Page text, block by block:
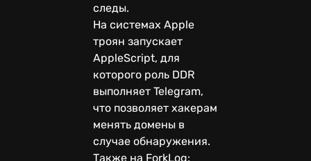
следы.
На системах Apple
троян запускает
AppleScript, для
которого роль DDR
выполняет Telegram,
что позволяет хакерам
менять домены в
случае обнаружения.
Также на ForkLog: